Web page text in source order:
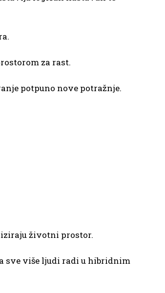
za rast.
potpuno nove potražnje.
životni prostor.
sve više ljudi radi u hibridnim